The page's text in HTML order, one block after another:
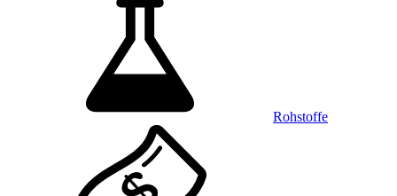
Rohstoffe